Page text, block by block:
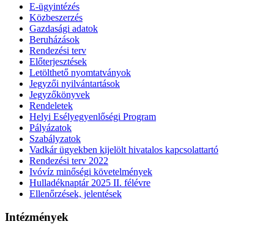
E-ügyintézés
Közbeszerzés
Gazdasági adatok
Beruházások
Rendezési terv
Előterjesztések
Letölthető nyomtatványok
Jegyzői nyilvántartások
Jegyzőkönyvek
Rendeletek
Helyi Esélyegyenlőségi Program
Pályázatok
Szabályzatok
Vadkár ügyekben kijelölt hivatalos kapcsolattartó
Rendezési terv 2022
Ivóvíz minőségi követelmények
Hulladéknaptár 2025 II. félévre
Ellenőrzések, jelentések
Intézmények